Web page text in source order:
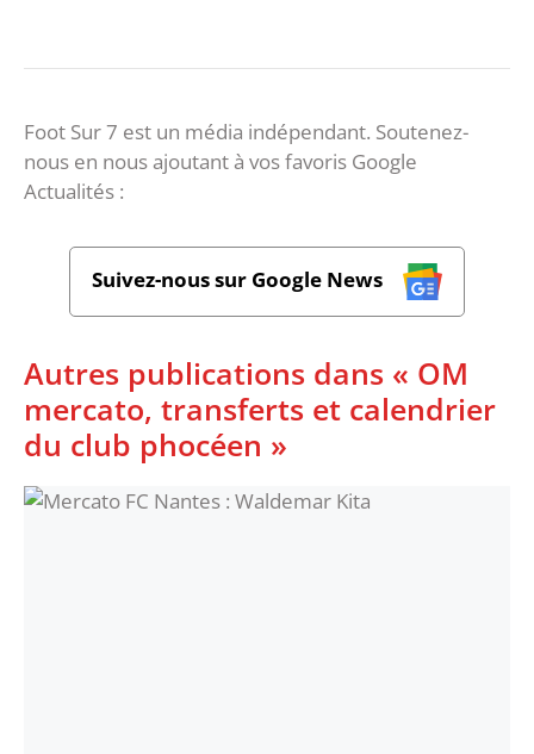
Foot Sur 7 est un média indépendant. Soutenez-
nous en nous ajoutant à vos favoris Google
Actualités :
Suivez-nous sur Google News
Autres publications dans « OM
mercato, transferts et calendrier
du club phocéen »